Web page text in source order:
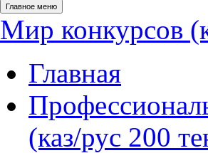
Главное меню
Мир конкурсов
Главная
(каз/рус 200